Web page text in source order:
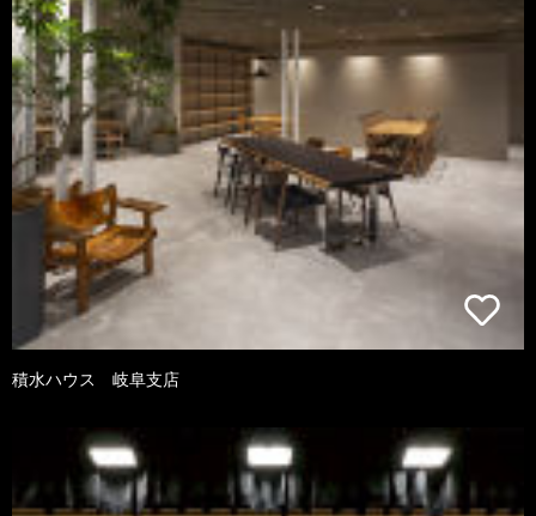
積水ハウス 岐阜支店